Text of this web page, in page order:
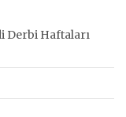
Derbi Haftaları